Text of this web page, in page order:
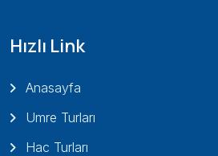
Hızlı Link
Anasayfa
Umre Turları
Hac Turları